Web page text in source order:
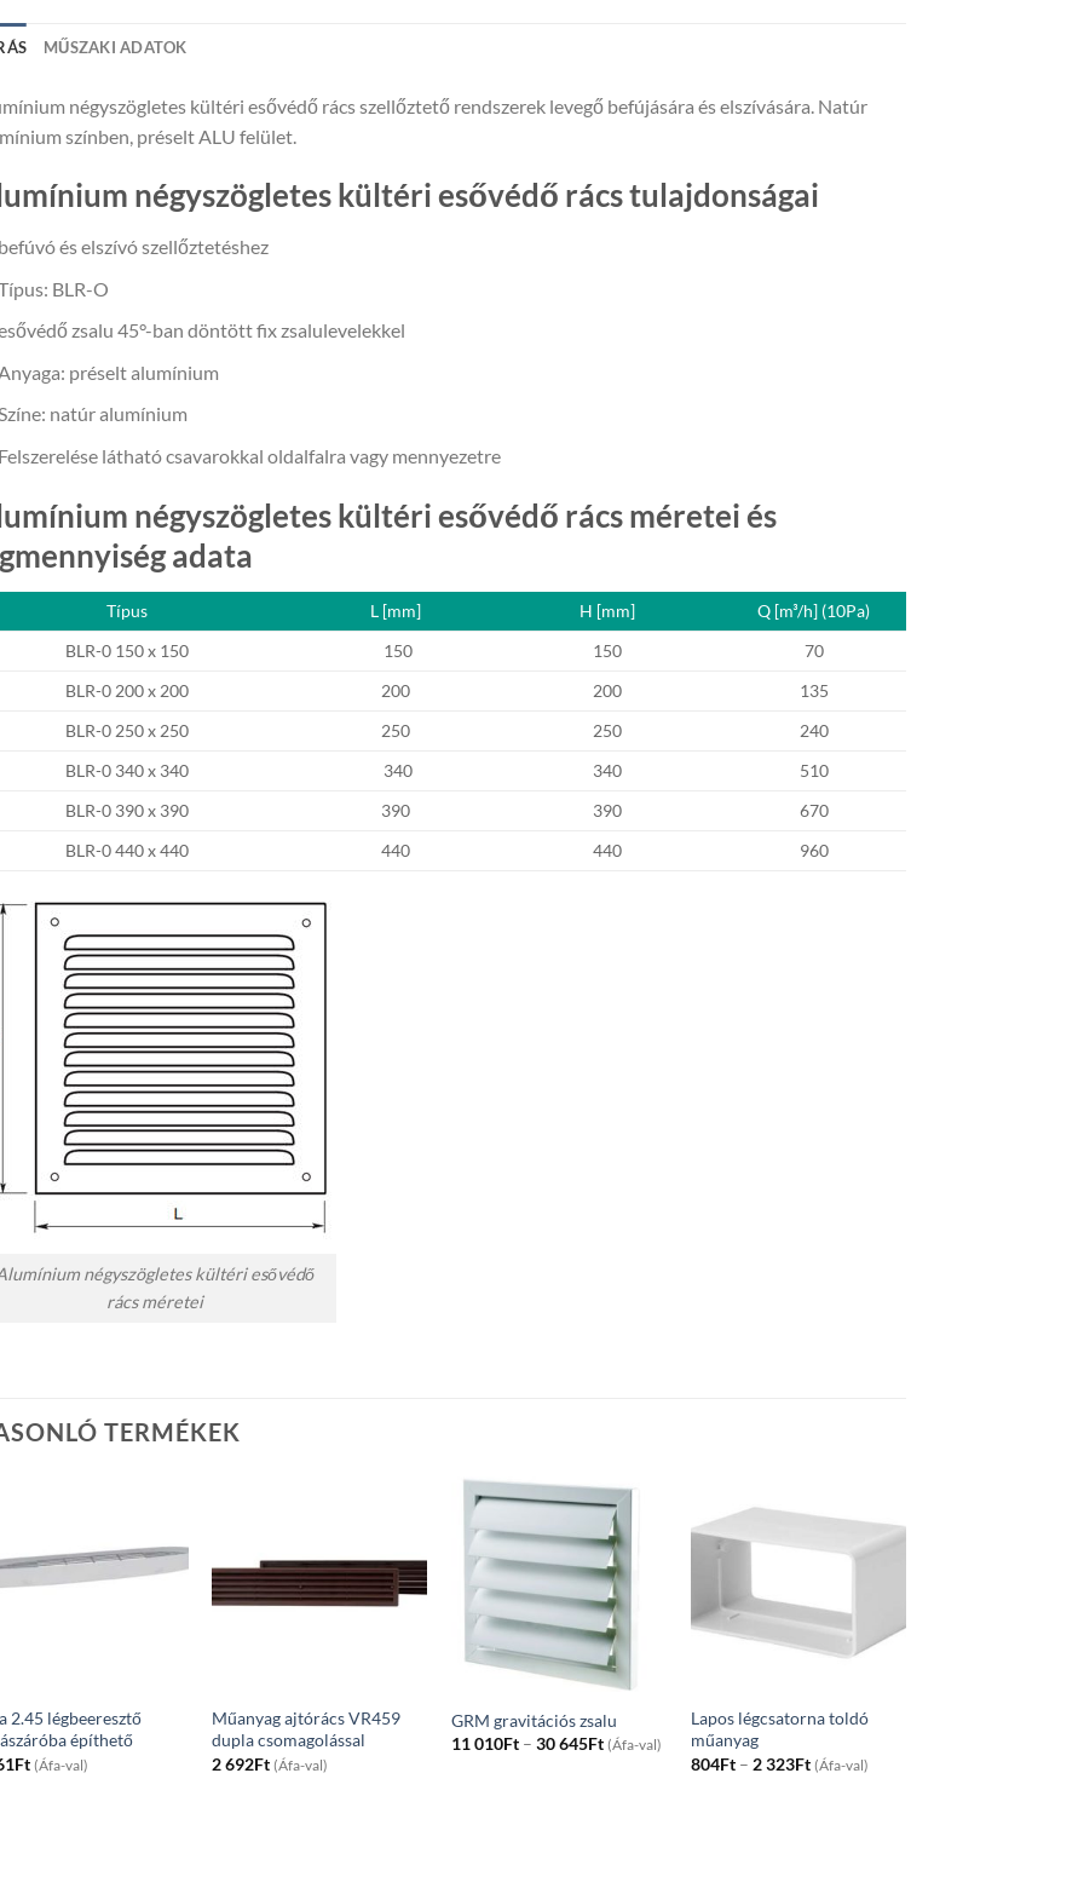
MŰSZAKI ADATOK
négyszögletes kültéri esővédő rács szellőztető rendszerek levegő befújására és elszívására. Natúr
színben, préselt ALU felület.
négyszögletes kültéri esővédő rács tulajdonságai
befúvó és elszívó szellőztetéshez
BLR-O
zsalu 45°-ban döntött fix zsalulevelekkel
préselt alumínium
natúr alumínium
Felszerelése látható csavarokkal oldalfalra vagy mennyezetre
négyszögletes kültéri esővédő rács méretei és
adata
BLR-0 150 x 150 150 150
70
BLR-0 200 x 200
200 200
135
BLR-0 250 x 250
250 250
240
BLR-0 340 x 340
340 340
510
BLR-0 390 x 390
390 390
670
BLR-0 440 x 440
440 440 960
Típus L [mm] H [mm] Q [m³/h] (10Pa)
négyszögletes kültéri esővédő
rács méretei
TERMÉKEK
2.45 légbeeresztő
építhető
Ft (Áfa-val)
Műanyag ajtórács VR459
dupla csomagolással
2 692Ft (Áfa-val)
GRM gravitációs zsalu
11 010Ft – 30 645FtPrice
range:
(Áfa-val)
Lapos légcsatorna toldó
műanyag
804Ft – 2 323FtPrice
range:
(Áfa-val)